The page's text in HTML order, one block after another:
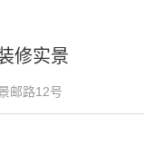
修实景
邮路12号